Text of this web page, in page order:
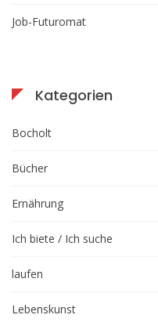
Job-Futuromat
Kategorien
Bocholt
Bücher
Ernährung
Ich biete / Ich suche
laufen
Lebenskunst